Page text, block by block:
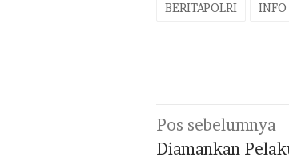
BERITAPOLRI
INFO
Navigasi
pos
Pos sebelumnya
Diamankan